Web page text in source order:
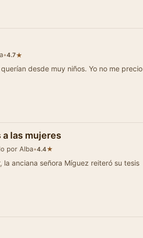
•4.7★
desde muy niños. Yo no me precio
las mujeres
por Alba•4.4★
Míguez reiteró su tesis